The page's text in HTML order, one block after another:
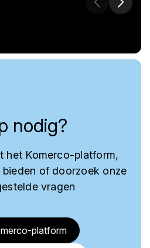
nodig?
het Komerco-platform,
of doorzoek onze
vragen
platform